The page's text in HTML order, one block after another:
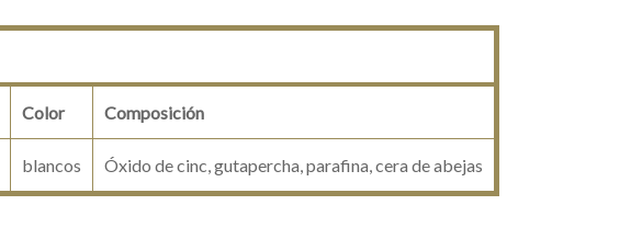
Color Composición
blancos Óxido de cinc, gutapercha, parafina, cera de abejas